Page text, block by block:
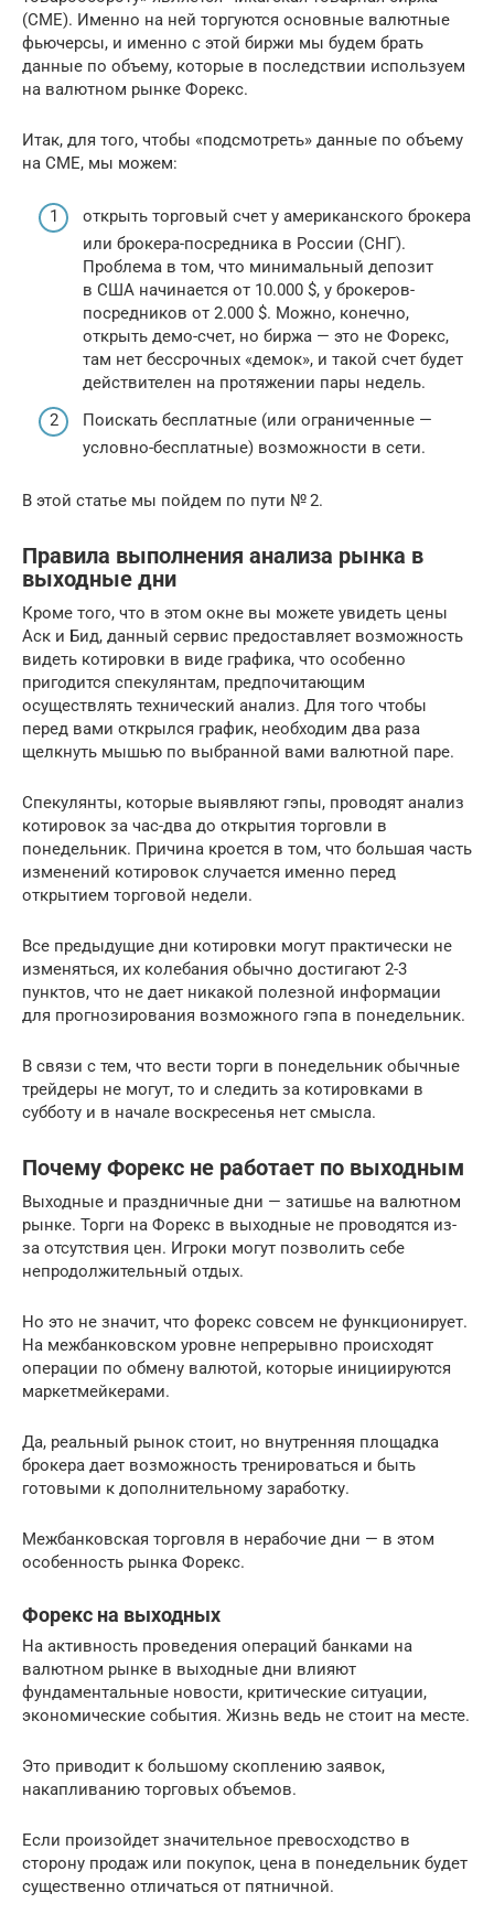
(CME). Именно на ней торгуются основные валютные
фьючерсы, и именно с этой биржи мы будем брать
данные по объему, которые в последствии используем
на валютном рынке Форекс.
Итак, для того, чтобы «подсмотреть» данные по объему
на СМЕ, мы можем:
открыть торговый счет у американского брокера
или брокера-посредника в России (СНГ).
Проблема в том, что минимальный депозит
в США начинается от 10.000 $, у брокеров-
посредников от 2.000 $. Можно, конечно,
открыть демо-счет, но биржа — это не Форекс,
там нет бессрочных «демок», и такой счет будет
действителен на протяжении пары недель.
Поискать бесплатные (или ограниченные —
условно-бесплатные) возможности в сети.
В этой статье мы пойдем по пути № 2.
Правила выполнения анализа рынка в
выходные дни
Кроме того, что в этом окне вы можете увидеть цены
Аск и Бид, данный сервис предоставляет возможность
видеть котировки в виде графика, что особенно
пригодится спекулянтам, предпочитающим
осуществлять технический анализ. Для того чтобы
перед вами открылся график, необходим два раза
щелкнуть мышью по выбранной вами валютной паре.
Спекулянты, которые выявляют гэпы, проводят анализ
котировок за час-два до открытия торговли в
понедельник. Причина кроется в том, что большая часть
изменений котировок случается именно перед
открытием торговой недели.
Все предыдущие дни котировки могут практически не
изменяться, их колебания обычно достигают 2-3
пунктов, что не дает никакой полезной информации
для прогнозирования возможного гэпа в понедельник.
В связи с тем, что вести торги в понедельник обычные
трейдеры не могут, то и следить за котировками в
субботу и в начале воскресенья нет смысла.
Почему Форекс не работает по выходным
Выходные и праздничные дни — затишье на валютном
рынке. Торги на Форекс в выходные не проводятся из-
за отсутствия цен. Игроки могут позволить себе
непродолжительный отдых.
Но это не значит, что форекс совсем не функционирует.
На межбанковском уровне непрерывно происходят
операции по обмену валютой, которые инициируются
маркетмейкерами.
Да, реальный рынок стоит, но внутренняя площадка
брокера дает возможность тренироваться и быть
готовыми к дополнительному заработку.
Межбанковская торговля в нерабочие дни — в этом
особенность рынка Форекс.
Форекс на выходных
На активность проведения операций банками на
валютном рынке в выходные дни влияют
фундаментальные новости, критические ситуации,
экономические события. Жизнь ведь не стоит на месте.
Это приводит к большому скоплению заявок,
накапливанию торговых объемов.
Если произойдет значительное превосходство в
сторону продаж или покупок, цена в понедельник будет
существенно отличаться от пятничной.